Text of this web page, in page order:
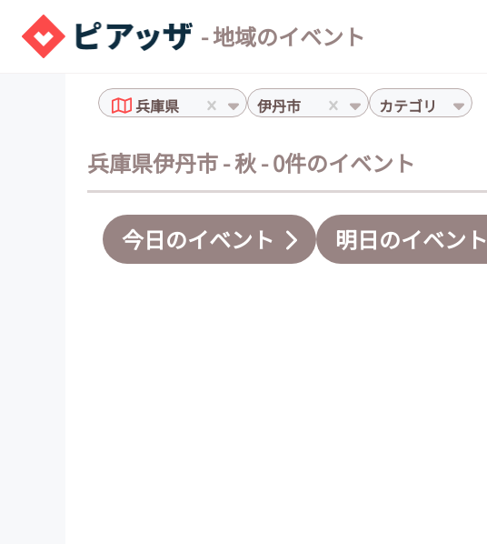
- 地域のイベント
兵庫県 伊丹市 カテゴリ
兵庫県伊丹市 - 秋 - 0件のイベント
今日のイベント 明日のイベント